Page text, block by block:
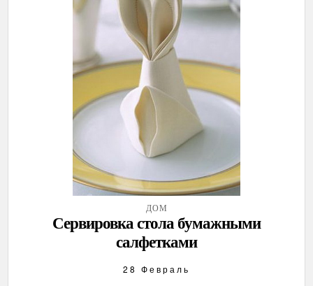
ДОМ
Сервировка стола бумажными
салфетками
28 Февраль